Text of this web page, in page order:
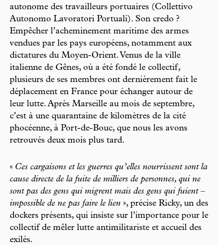
autonome des travailleurs portuaires (Collettivo
Autonomo Lavoratori Portuali). Son credo ?
Empêcher l’acheminement maritime des armes
vendues par les pays européens, notamment aux
dictatures du Moyen-Orient. Venus de la ville
italienne de Gênes, où a été fondé le collectif,
plusieurs de ses membres ont dernièrement fait le
déplacement en France pour échanger autour de
leur lutte. Après Marseille au mois de septembre,
c’est à une quarantaine de kilomètres de la cité
phocéenne, à Port-de-Bouc, que nous les avons
retrouvés deux mois plus tard.
« Ces cargaisons et les guerres qu’elles nourrissent sont la
cause directe de la fuite de milliers de personnes, qui ne
sont pas des gens qui migrent mais des gens qui fuient –
impossible de ne pas faire le lien », précise Ricky, un des
dockers présents, qui insiste sur l’importance pour le
collectif de mêler lutte antimilitariste et accueil des
exilés.